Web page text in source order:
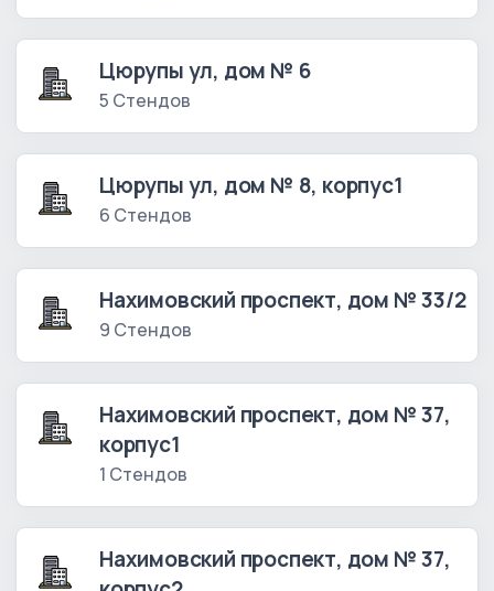
Цюрупы ул, дом № 6
5 Стендов
Цюрупы ул, дом № 8, корпус1
6 Стендов
Нахимовский проспект, дом № 33/2
9 Стендов
Нахимовский проспект, дом № 37,
корпус1
1 Стендов
Нахимовский проспект, дом № 37,